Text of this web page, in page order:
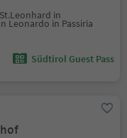
in
Leonardo in Passiria
Südtirol Guest Pass